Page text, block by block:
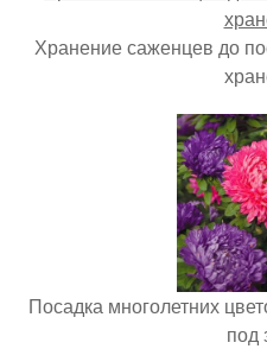
Хранение саженцев до
Посадка многолетних
под